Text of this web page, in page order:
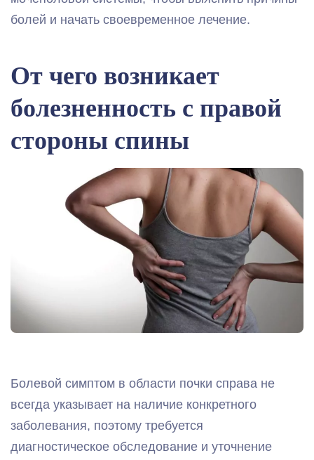
болей и начать своевременное лечение.
От чего возникает
болезненность с правой
стороны спины
Болевой симптом в области почки справа не
всегда указывает на наличие конкретного
заболевания, поэтому требуется
диагностическое обследование и уточнение